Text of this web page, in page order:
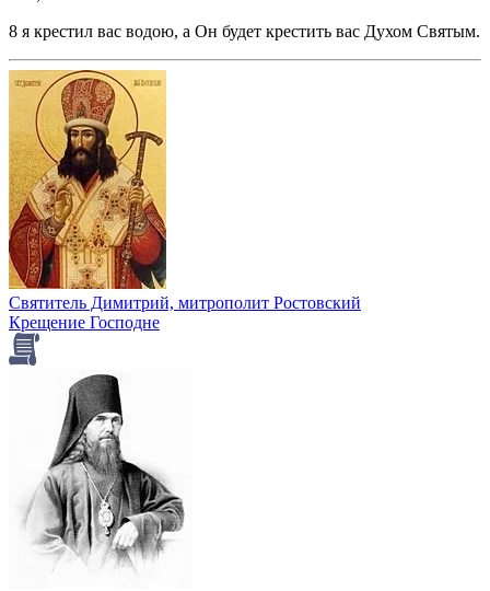
8 я крестил вас водою, а Он будет крестить вас Духом Святым.
Святитель Димитрий, митрополит Ростовский
Крещение Господне